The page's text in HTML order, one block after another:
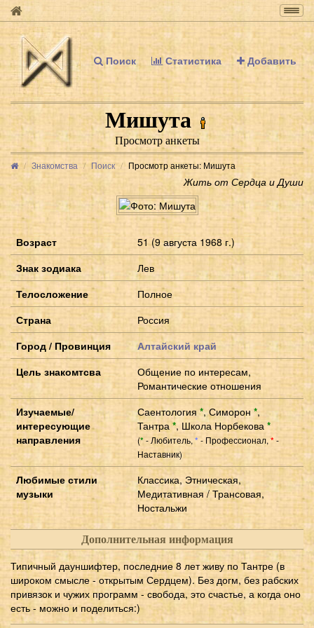
Поиск Статистика Добавить
Мишута
Просмотр анкеты
Знакомства Поиск Просмотр анкеты: Мишута
Жить от Сердца и Души
Возраст
51 (9 августа 1968 г.)
Знак зодиака
Лев
Телосложение
Полное
Страна
Россия
Город / Провинция
Алтайский край
Цель знакомтсва
Общение по интересам,
Романтические отношения
Изучаемые/
интересующие
направления
Саентология *,Симорон*,
Тантра*, Школа Норбекова *
(*- Любитель, * - Профессионал, *-
Наставник)
Любимые стили
музыки
Классика, Этническая,
Медитативная / Трансовая,
Ностальжи
Дополнительная информация
Типичный дауншифтер, последние 8 лет живу по Тантре (в
широком смысле - открытым Сердцем). Без догм, без рабских
привязок и чужих программ - свобода, это счастье, а когда оно
есть - можно и поделиться:)